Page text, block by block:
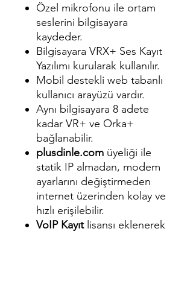
Özel mikrofonu ile ortam
seslerini bilgisayara
kaydeder.
Bilgisayara VRX+ Ses Kayıt
Yazılımı kurularak kullanılır.
Mobil destekli web tabanlı
kullanıcı arayüzü vardır.
Aynı bilgisayara 8 adete
kadar VR+ ve Orka+
bağlanabilir.
plusdinle.com üyeliği ile
statik IP almadan, modem
ayarlarını değiştirmeden
internet üzerinden kolay ve
hızlı erişilebilir.
VoIP Kayıt lisansı eklenerek